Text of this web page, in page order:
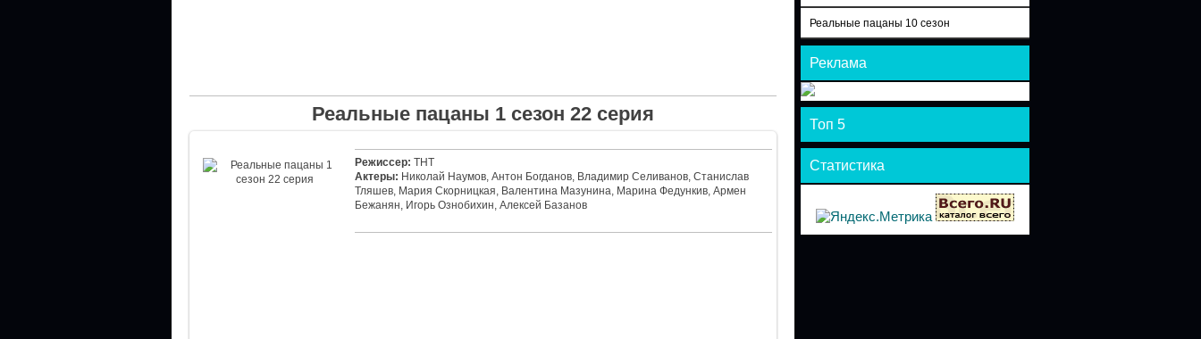
Реальные пацаны 1 сезон 22 серия
Режиссер: ТНТ
Актеры: Николай Наумов, Антон Богданов, Владимир Селиванов, Станислав
Тляшев, Мария Скорницкая, Валентина Мазунина, Марина Федункив, Армен
Бежанян, Игорь Ознобихин, Алексей Базанов
Реальные пацаны 10 сезон
Реклама
Топ 5
Статистика